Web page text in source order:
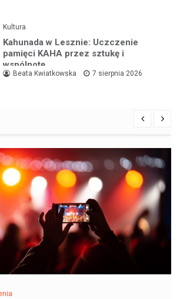
Kultura
Kahunada w Lesznie: Uczczenie
pamięci KAHA przez sztukę i
wspólnotę
Beata Kwiatkowska 7 sierpnia 2026